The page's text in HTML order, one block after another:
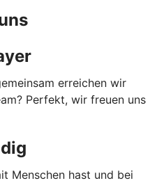
erreichen wir
Perfekt, wir freuen uns
Menschen hast und bei